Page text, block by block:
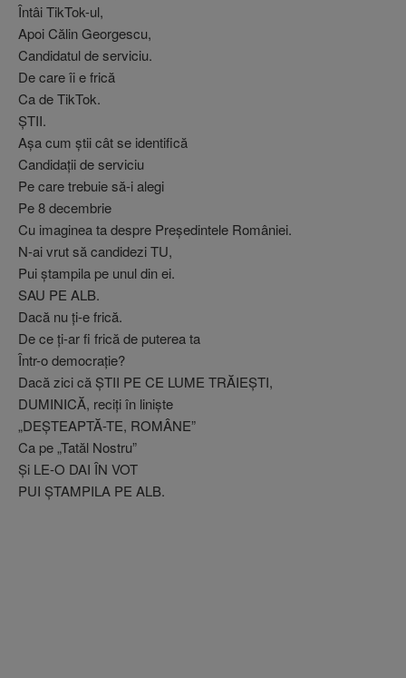
Întâi TikTok-ul,
Apoi Călin Georgescu,
Candidatul de serviciu.
De care îi e frică
Ca de TikTok.
ŞTII.
Aşa cum ştii cât se identifică
Candidaţii de serviciu
Pe care trebuie să-i alegi
Pe 8 decembrie
Cu imaginea ta despre Preşedintele României.
N-ai vrut să candidezi TU,
Pui ştampila pe unul din ei.
SAU PE ALB.
Dacă nu ţi-e frică.
De ce ţi-ar fi frică de puterea ta
Într-o democraţie?
Dacă zici că ŞTII PE CE LUME TRĂIEŞTI,
DUMINICĂ, reciţi în linişte
„DEŞTEAPTĂ-TE, ROMÂNE”
Ca pe „Tatăl Nostru”
Şi LE-O DAI ÎN VOT
PUI ŞTAMPILA PE ALB.